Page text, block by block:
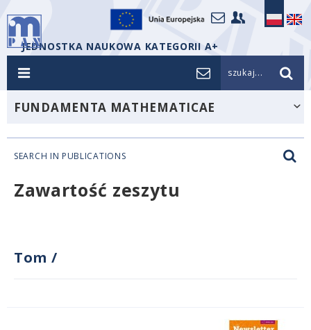
JEDNOSTKA NAUKOWA KATEGORII A+
szukaj...
FUNDAMENTA MATHEMATICAE
SEARCH IN PUBLICATIONS
Zawartość zeszytu
Tom /